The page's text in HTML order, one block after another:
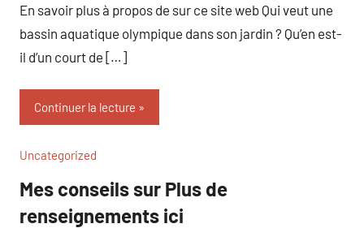
En savoir plus à propos de sur ce site web Qui veut une
bassin aquatique olympique dans son jardin ? Qu’en est-
il d’un court de […]
Continuer la lecture
Uncategorized
Mes conseils sur Plus de
renseignements ici